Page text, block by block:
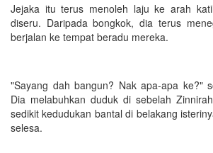
Jejaka itu terus menoleh laju ke arah
diseru. Daripada bongkok, dia terus
berjalan ke tempat beradu mereka.
"Sayang dah bangun? Nak apa-apa ke?"
Dia melabuhkan duduk di sebelah
sedikit kedudukan bantal di belakang
selesa.